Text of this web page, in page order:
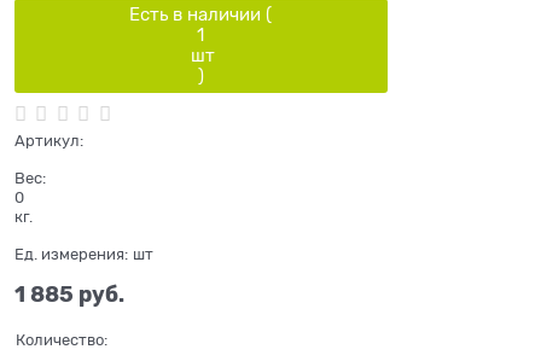
Есть в наличии (
1
шт
)
Артикул:
Вес:
0
кг.
Ед. измерения: шт
1 885 руб.
Количество: